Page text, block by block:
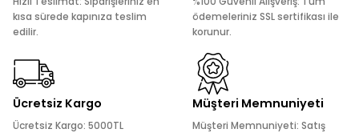
Ürün bilgilerinde hatalar bulunuyor.
Ürün fiyatı diğer sitelerden daha pahalı.
Bu ürüne benzer farklı alternatifler olmalı.
kısa sürede kapınıza teslim
edilir.
ödemeleriniz SSL sertifikası ile
korunur.
Ücretsiz Kargo
Ücretsiz Kargo: 5000TL
Müşteri Memnuniyeti
Müşteri Memnuniyeti: Satış